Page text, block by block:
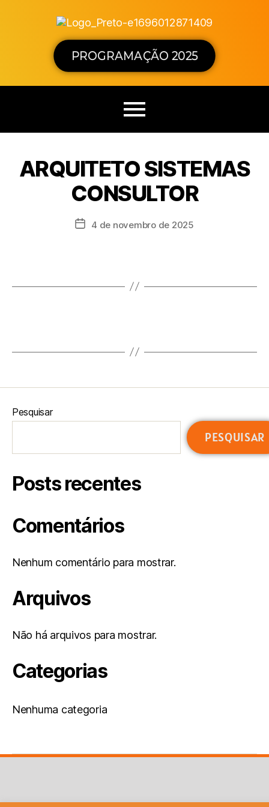
PROGRAMAÇÃO 2025
ARQUITETO SISTEMAS
CONSULTOR
4 de novembro de 2025
Pesquisar
PESQUISAR
Posts recentes
Comentários
Nenhum comentário para mostrar.
Arquivos
Não há arquivos para mostrar.
Categorias
Nenhuma categoria